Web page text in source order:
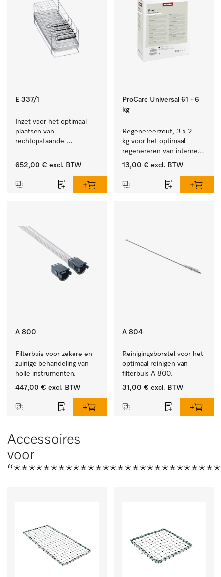
E 337/1
Inzet voor het optimaal
plaatsen van
rechtopstaande
652,00 € excl. BTW
ProCare Universal 61 - 6
kg
Regenereerzout, 3 x 2
kg voor het optimaal
regenereren van interne
waterontharders.
13,00 € excl. BTW
A 800
Filterbuis voor zekere en
zuinige behandeling van
holle instrumenten.
447,00 € excl. BTW
A 804
Reinigingsborstel voor het
optimaal reinigen van
filterbuis A 800.
31,00 € excl. BTW
Accessoires
voor